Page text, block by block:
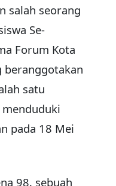
salah seorang
Se-
Forum Kota
beranggotakan
satu
pada 18 Mei
98, sebuah